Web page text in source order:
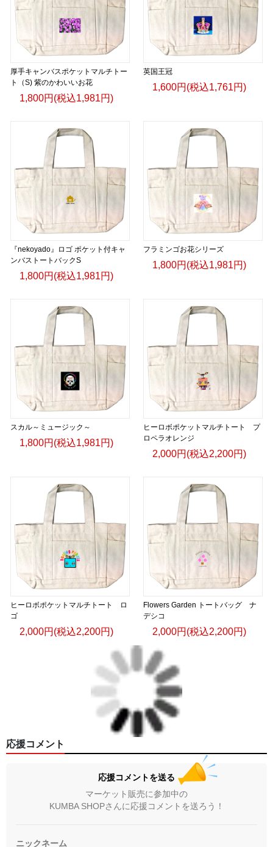
③ UCS Terimba Collection
日本語
コーヒーを着る。文化をまとう。
ムライフスタイルブランドです。
一杯のコーヒーには、生産者の想い、土地の個性、そして人
と人をつなぐ物語があります。
その物語を、日常のスタイルとして表現したのがUCS
Terimba Collectionです。
自然栽培によるウガンダ産コーヒーの哲学を受け継ぎ、サス
テナビリティ、クラフトマンシップ、そして本物へのこだわ
りをデザインに落とし込みました。
コーヒーを愛する人へ。
旅を愛する人へ。
世界をもっと知りたい人へ。
UCS Terimbaは、一杯のコーヒーから始まるライフスタイル
を提案します。
English
The UCS Terimba Collection is inspired by the spirit of
Uganda—its breathtaking landscapes, vibrant culture, and
some of the world’s finest naturally grown coffee.
Every cup of Terimba Coffee tells a story of craftsmanship,
sustainability, and the people who nurture it from seed to
harvest.
Our apparel extends that story beyond the cup.
Designed with timeless simplicity and meaningful purpose,
each piece reflects a lifestyle rooted in authenticity,
exploration, and appreciation for the world’s diverse cultures.
Whether you’re discovering a new destination, sharing
coffee with friends, or simply embracing everyday moments,
UCS Terimba invites you to carry the spirit of origin wherever
Wear the Origin. Share the Journey.
厚手キャンバスポケットマルチトー
ト（S) 紫のかわいいお花
1,800円(税込1,981円)
英国王冠
1,600円(税込1,761円)
『nekoyado』ロゴ ポケット付キャ
ンバストートバックS
1,800円(税込1,981円)
フラミンゴお花シリーズ
1,800円(税込1,981円)
スカル～ミュージック～
1,800円(税込1,981円)
ヒーロボポケットマルチトート プ
ロペラオレンジ
2,000円(税込2,200円)
ヒーロボポケットマルチトート ロ
ゴ
2,000円(税込2,200円)
Flowers Garden トートバッグ ナ
デシコ
2,000円(税込2,200円)
応援コメント
応援コメントを送る
マーケット販売に参加中の
KUMBA SHOPさんに応援コメントを送ろう！
ニックネーム